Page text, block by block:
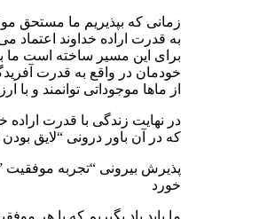
زمانی که بپذیریم ما مستحق
به قدرت اراده خداوند اعتماد
برای این مسیر ساخته است ما
خودمان در واقع به قدرت
از ماها موجوداتی توانمند و
در نهایت زندگی با قدرت
که در آن باور درونی “لایق بودن
پذیرش بیرونی “تجربه موفقیت
خورد
ما باید یاد بگیریم که با هر